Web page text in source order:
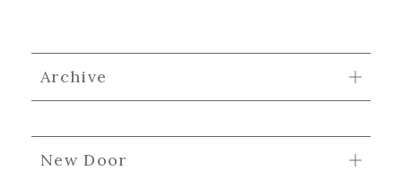
Archive
New Door